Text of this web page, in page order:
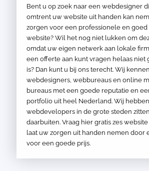
Bent u op zoek naar een webdesigner
omtrent uw website uit handen kan
zorgen voor een professionele en
website? Wil het nog niet lukken om
omdat uw eigen netwerk aan lokale
een offerte aan kunt vragen helaas niet
is? Dan kunt u bij ons terecht. Wij
webdesigners, webbureaus en online
bureaus met een goede reputatie en
portfolio uit heel Nederland. Wij
webdevelopers in de grote steden
daarbuiten. Vraag hier gratis zes
laat uw zorgen uit handen nemen door
voor een goede prijs.